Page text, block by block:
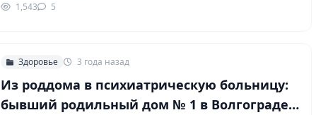
1,543 5
Здоровье 3 года назад
Из роддома в психиатрическую больницу:
бывший родильный дом № 1 в Волгограде